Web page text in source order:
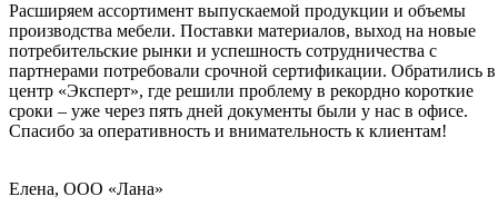
Расширяем ассортимент выпускаемой продукции и объемы
производства мебели. Поставки материалов, выход на новые
потребительские рынки и успешность сотрудничества с
партнерами потребовали срочной сертификации. Обратились в
центр «Эксперт», где решили проблему в рекордно короткие
сроки – уже через пять дней документы были у нас в офисе.
Спасибо за оперативность и внимательность к клиентам!
Елена, ООО «Лана»